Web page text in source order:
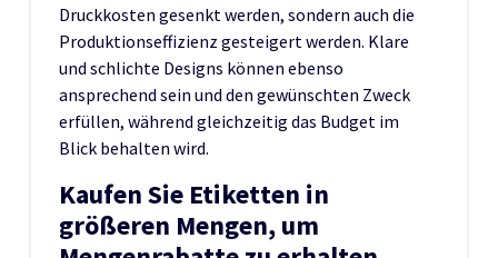
Druckkosten gesenkt werden, sondern auch die
Produktionseffizienz gesteigert werden. Klare
und schlichte Designs können ebenso
ansprechend sein und den gewünschten Zweck
erfüllen, während gleichzeitig das Budget im
Blick behalten wird.
Kaufen Sie Etiketten in
größeren Mengen, um